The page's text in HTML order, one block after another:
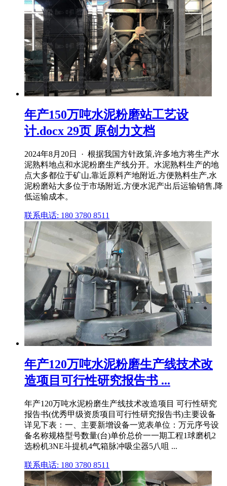
年产150万吨水泥粉磨站工艺设
计.docx 29页 原创力文档
2024年8月20日 · 根据我国方针政策,许多地方将生产水
泥熟料地点和水泥粉磨生产线分开。水泥熟料生产的地
点大多都位于矿山,靠近原料产地附近,方便熟料生产,水
泥粉磨站大多位于市场附近,方便水泥产出后运输销售,降
低运输成本。
联系电话: 180 3780 8511
年产120万吨水泥粉磨生产线技术改
造项目可行性研究报告书 ...
年产120万吨水泥粉磨生产线技术改造项目 可行性研究
报告书(优秀甲级资质项目可行性研究报告书)主要设备
详见下表：一、主要新增设备一览表单位：万元序号设
备名称规格型号数量(台)单价总价一一期工程1球磨机2
选粉机3NE斗提机4气箱脉冲吸尘器5八咀 ...
联系电话: 180 3780 8511